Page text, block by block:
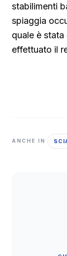
stabilimenti
spiaggia
quale è
effettuato il
ANCHE IN